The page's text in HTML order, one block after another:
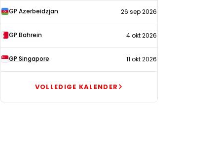
GP Azerbeidzjan 26 sep 2026
GP Bahrein 4 okt 2026
GP Singapore 11 okt 2026
VOLLEDIGE KALENDER